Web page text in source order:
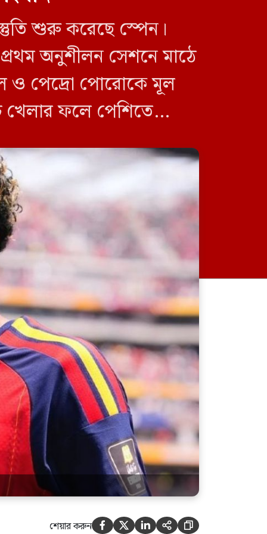
ইবির ৪৪ শিক্ষককে নিয়ে তদন্ত,
ফ্যাসিবাদী প্রশ্নে ঐক্যবদ্ধ বিএনপি-
জামায়াতপন্থী শিক্ষক সংগঠন
বাংলাদেশ থেকে বিচ্ছিন্ন
অঙ্গারপোতা, অতিবৃষ্টিতে একমাত্র
সড়কে ধস
বাংলাদেশের সঙ্গে ভারত কেমন
সম্পর্ক রাখবে, সেই সিদ্ধান্ত
তাদেরই নিতে হবে: পররাষ্ট্র
প্রতিমন্ত্রী
শুরু করেছে স্পেন।
অনুশীলন সেশনে মাঠে
ও পেদ্রো পোরোকে মূল
খেলার ফলে পেশিতে
শেয়ার করুন     